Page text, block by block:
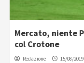
Mercato, niente
col Crotone
Redazione 15/08/